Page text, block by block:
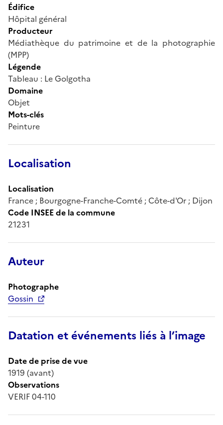
Édifice
Hôpital général
Producteur
Médiathèque du patrimoine et de la photographie
(MPP)
Légende
Tableau : Le Golgotha
Domaine
Objet
Mots-clés
Peinture
Localisation
Localisation
France ; Bourgogne-Franche-Comté ; Côte-d'Or ; Dijon
Code INSEE de la commune
21231
Auteur
Photographe
Gossin
Datation et événements liés à l’image
Date de prise de vue
1919 (avant)
Observations
VERIF 04-110